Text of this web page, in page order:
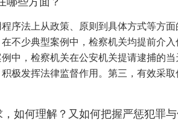
序法上从政策、原则到具体方式等方面
不少典型案例中，检察机关均提前介
中，检察机关在公安机关提请逮捕的
极发挥法律监督作用。第三，有效采
如何理解？又如何把握严惩犯罪